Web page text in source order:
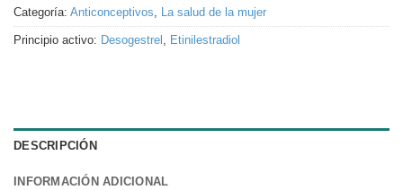
Categoría: Anticonceptivos, La salud de la mujer
Principio activo: Desogestrel , Etinilestradiol
DESCRIPCIÓN
INFORMACIÓN ADICIONAL